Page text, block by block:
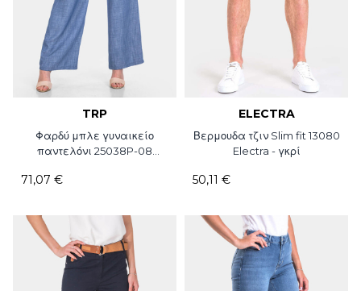
TRP
Φαρδύ μπλε γυναικείο
παντελόνι 25038P-08
71,07 €
ELECTRA
Βερμουδα τζιν Slim fit 13080
Electra - γκρί
50,11 €